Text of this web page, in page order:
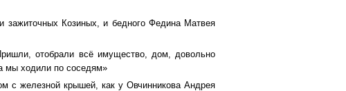
зажиточных Козиных, и бедного Федина Матвея
отобрали всё имущество, дом, довольно
мы ходили по соседям»
с железной крышей, как у Овчинникова Андрея